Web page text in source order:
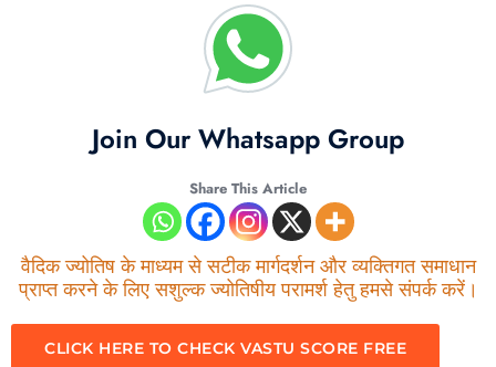
Join Our Whatsapp Group
Share This Article
वैदिक ज्योतिष के माध्यम से सटीक मार्गदर्शन और व्यक्तिगत समाधान
प्राप्त करने के लिए सशुल्क ज्योतिषीय परामर्श हेतु हमसे संपर्क करें।
CLICK HERE TO CHECK VASTU SCORE FREE